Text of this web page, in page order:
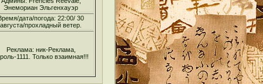
Энемориан Эльгенхауэр
дата/погода: 22:00/ 30
августа/прохладный ветер.
Реклама: ник-Реклама,
1111. Только взаимная!!!